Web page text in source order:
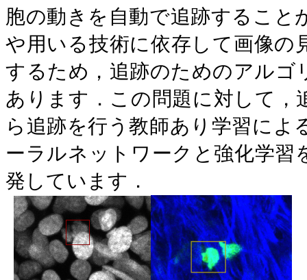
胞の動きを自動で追跡すること
や用いる技術に依存して画像の
するため，追跡のためのアルゴ
あります．この問題に対して，
ら追跡を行う教師あり学習に
ーラルネットワークと強化学習
発しています．